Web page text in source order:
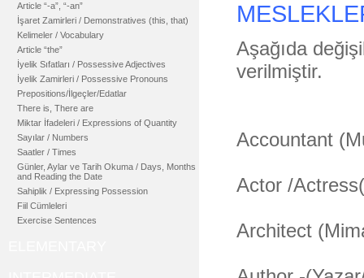
Article “-a”, “-an”
İşaret Zamirleri / Demonstratives (this, that)
Kelimeler / Vocabulary
Article “the”
İyelik Sıfatları / Possessive Adjectives
İyelik Zamirleri / Possessive Pronouns
Prepositions/İlgeçler/Edatlar
There is, There are
Miktar İfadeleri / Expressions of Quantity
Sayılar / Numbers
Saatler / Times
Günler, Aylar ve Tarih Okuma / Days, Months
and Reading the Date
Sahiplik / Expressing Possession
Fiil Cümleleri
Exercise Sentences
Aşağıda
verilmiştir.
Accountant
Actor /
Architect